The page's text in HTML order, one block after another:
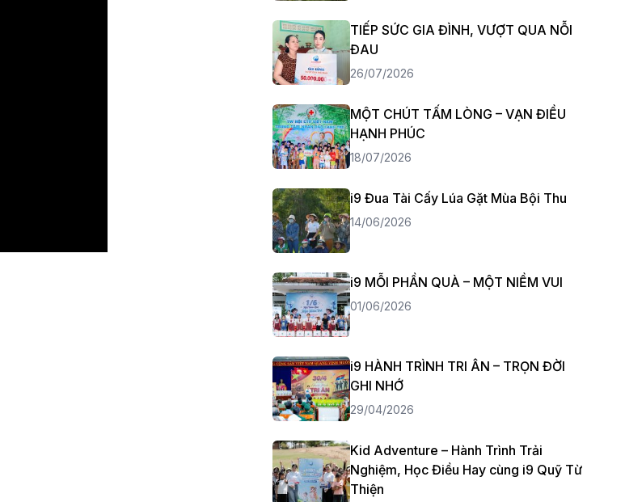
TIẾP SỨC GIA ĐÌNH, VƯỢT QUA NỖI
ĐAU
26/07/2026
MỘT CHÚT TẤM LÒNG – VẠN ĐIỀU
HẠNH PHÚC
18/07/2026
i9 Đua Tài Cấy Lúa Gặt Mùa Bội Thu
14/06/2026
i9 MỖI PHẦN QUÀ – MỘT NIỀM VUI
01/06/2026
i9 HÀNH TRÌNH TRI ÂN – TRỌN ĐỜI
GHI NHỚ
29/04/2026
Kid Adventure – Hành Trình Trải
Nghiệm, Học Điều Hay cùng i9 Quỹ Từ
Thiện